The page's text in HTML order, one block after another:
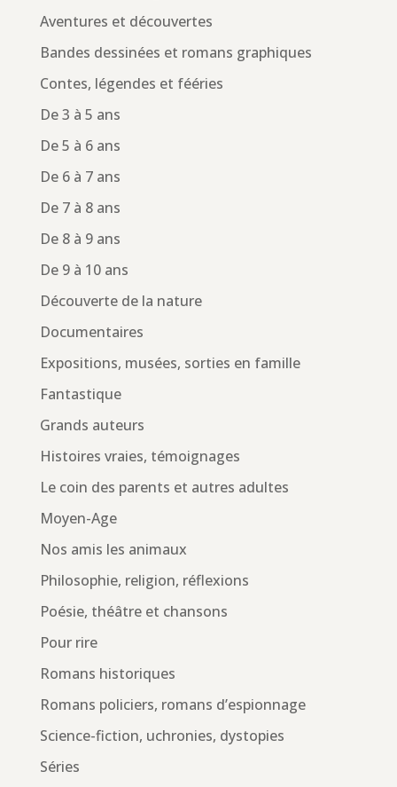
Aventures et découvertes
Bandes dessinées et romans graphiques
Contes, légendes et fééries
De 3 à 5 ans
De 5 à 6 ans
De 6 à 7 ans
De 7 à 8 ans
De 8 à 9 ans
De 9 à 10 ans
Découverte de la nature
Documentaires
Expositions, musées, sorties en famille
Fantastique
Grands auteurs
Histoires vraies, témoignages
Le coin des parents et autres adultes
Moyen-Age
Nos amis les animaux
Philosophie, religion, réflexions
Poésie, théâtre et chansons
Pour rire
Romans historiques
Romans policiers, romans d’espionnage
Science-fiction, uchronies, dystopies
Séries